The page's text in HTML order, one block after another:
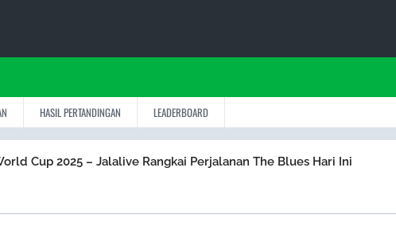
HASIL PERTANDINGAN LEADERBOARD
Cup 2025 – Jalalive Rangkai Perjalanan The Blues Hari Ini